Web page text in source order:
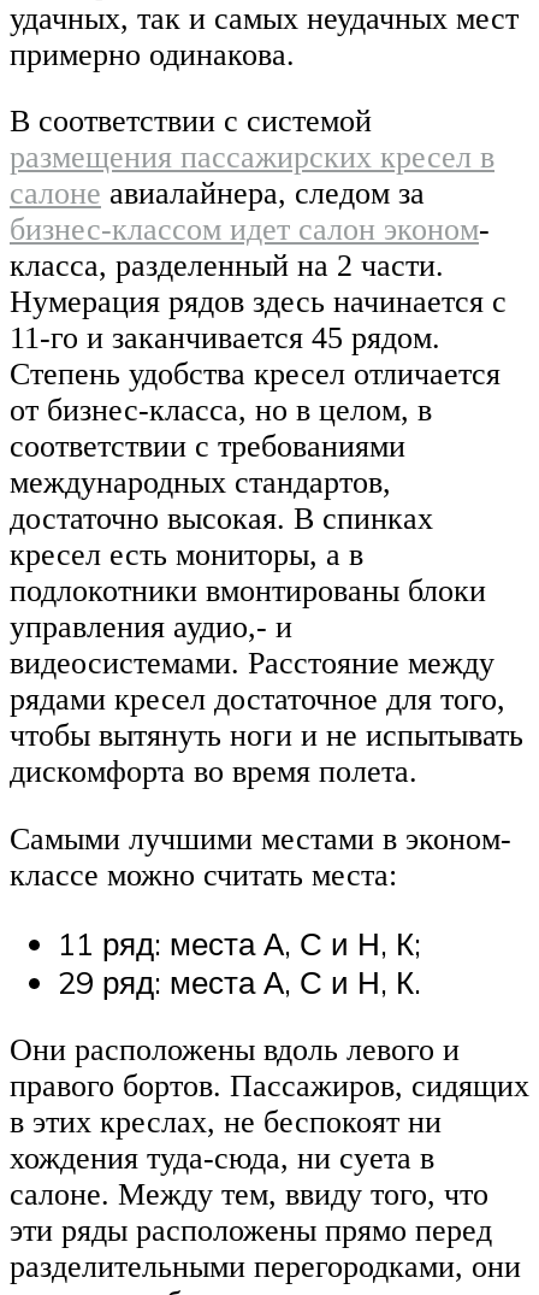
удачных, так и самых неудачных мест
примерно одинакова.
В соответствии с системой
размещения пассажирских кресел в
салоне авиалайнера, следом за
бизнес-классом идет салон эконом-
класса, разделенный на 2 части.
Нумерация рядов здесь начинается с
11-го и заканчивается 45 рядом.
Степень удобства кресел отличается
от бизнес-класса, но в целом, в
соответствии с требованиями
международных стандартов,
достаточно высокая. В спинках
кресел есть мониторы, а в
подлокотники вмонтированы блоки
управления аудио,- и
видеосистемами. Расстояние между
рядами кресел достаточное для того,
чтобы вытянуть ноги и не испытывать
дискомфорта во время полета.
Самыми лучшими местами в эконом-
классе можно считать места:
11 ряд: места А, С и Н, К;
29 ряд: места А, С и Н, К.
Они расположены вдоль левого и
правого бортов. Пассажиров, сидящих
в этих креслах, не беспокоят ни
хождения туда-сюда, ни суета в
салоне. Между тем, ввиду того, что
эти ряды расположены прямо перед
разделительными перегородками, они